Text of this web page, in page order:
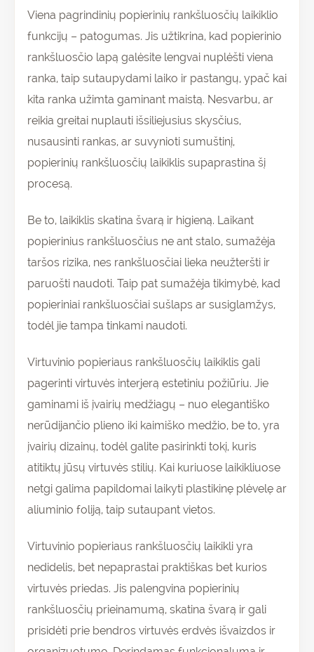
Viena pagrindinių popierinių rankšluosčių laikiklio
funkcijų – patogumas. Jis užtikrina, kad popierinio
rankšluosčio lapą galėsite lengvai nuplėšti viena
ranka, taip sutaupydami laiko ir pastangų, ypač kai
kita ranka užimta gaminant maistą. Nesvarbu, ar
reikia greitai nuplauti išsiliejusius skysčius,
nusausinti rankas, ar suvynioti sumuštinį,
popierinių rankšluosčių laikiklis supaprastina šį
procesą.
Be to, laikiklis skatina švarą ir higieną. Laikant
popierinius rankšluosčius ne ant stalo, sumažėja
taršos rizika, nes rankšluosčiai lieka neužteršti ir
paruošti naudoti. Taip pat sumažėja tikimybė, kad
popieriniai rankšluosčiai sušlaps ar susiglamžys,
todėl jie tampa tinkami naudoti.
Virtuvinio popieriaus rankšluosčių laikiklis gali
pagerinti virtuvės interjerą estetiniu požiūriu. Jie
gaminami iš įvairių medžiagų – nuo elegantiško
nerūdijančio plieno iki kaimiško medžio, be to, yra
įvairių dizainų, todėl galite pasirinkti tokį, kuris
atitiktų jūsų virtuvės stilių. Kai kuriuose laikikliuose
netgi galima papildomai laikyti plastikinę plėvelę ar
aliuminio foliją, taip sutaupant vietos.
Virtuvinio popieriaus rankšluosčių laikikli yra
nedidelis, bet nepaprastai praktiškas bet kurios
virtuvės priedas. Jis palengvina popierinių
rankšluosčių prieinamumą, skatina švarą ir gali
prisidėti prie bendros virtuvės erdvės išvaizdos ir